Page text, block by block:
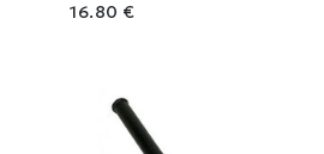
16.80 €